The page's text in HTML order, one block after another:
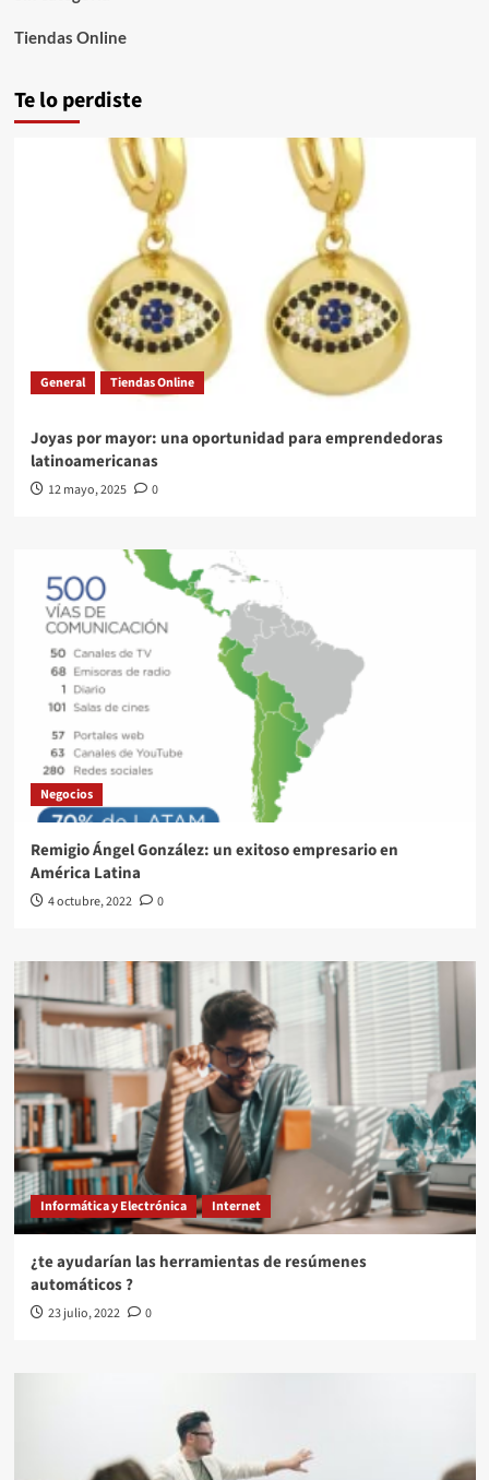
Tiendas Online
Te lo perdiste
General Tiendas Online
Joyas por mayor: una oportunidad para emprendedoras
latinoamericanas
12 mayo, 2025 0
Negocios
Remigio Ángel González: un exitoso empresario en
América Latina
4 octubre, 2022 0
Informática y Electrónica Internet
¿te ayudarían las herramientas de resúmenes
automáticos ?
23 julio, 2022 0